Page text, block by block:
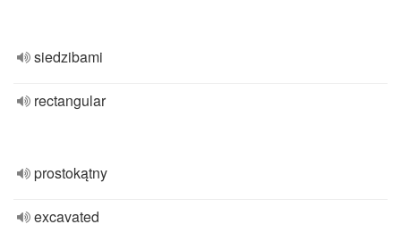
siedzibami
rectangular
prostokątny
excavated